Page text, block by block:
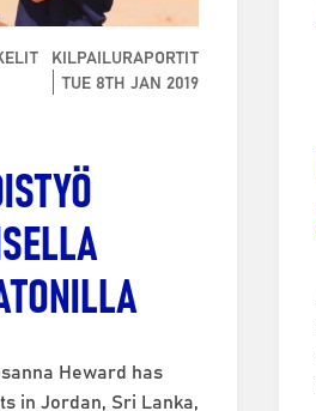
KILPAILURAPORTIT
TUE 8TH JAN 2019
Heward has
in Jordan, Sri Lanka,